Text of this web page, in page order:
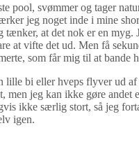
pool, svømmer og tager
jeg noget inde i mine
tænker, at det nok er en myg.
at vifte det ud. Men få
som får mig til at bande
lille bi eller hveps flyver ud af
men jeg kan ikke gøre andet
ikke særlig stort, så jeg
igen.